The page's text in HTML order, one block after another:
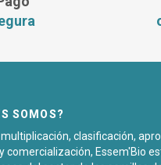
SOMOS?
clasificación,
comercialización, Essem'Bio